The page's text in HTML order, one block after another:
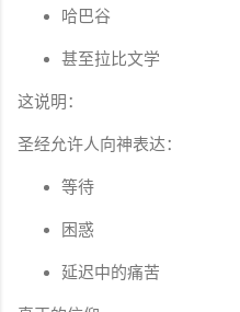
哈巴谷
甚至拉比文学
这说明：
圣经允许人向神表达：
等待
困惑
延迟中的痛苦